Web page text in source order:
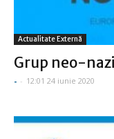
Actualitate Externă
Grup neo-
- - 12:01 24 iunie 2020